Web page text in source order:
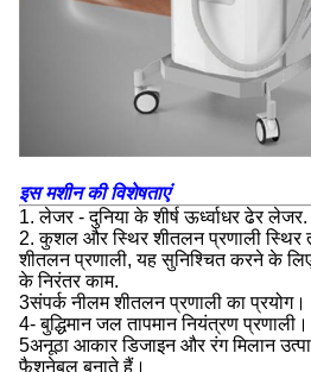
इस मशीन की विशेषताएं
1. लेजर - दुनिया के शीर्ष ऊर्ध्वाधर ढेर लेजर.
2. कुशल और स्थिर शीतलन प्रणाली स्थिर
शीतलन प्रणाली, यह सुनिश्चित करने के
के निरंतर काम.
3संपर्क नीलम शीतलन प्रणाली का प्रयोग।
4- बुद्धिमान जल तापमान नियंत्रण प्रणाली।
5अनूठा आकार डिजाइन और रंग मिलान
फैशनेबल बनाते हैं।